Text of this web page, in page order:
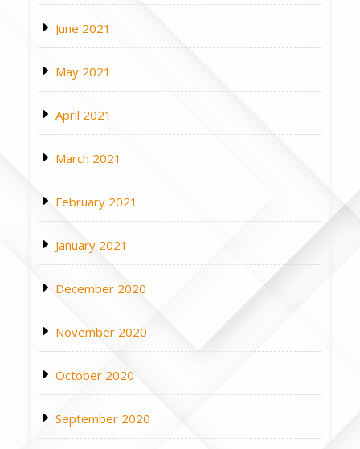
June 2021
May 2021
April 2021
March 2021
February 2021
January 2021
December 2020
November 2020
October 2020
September 2020